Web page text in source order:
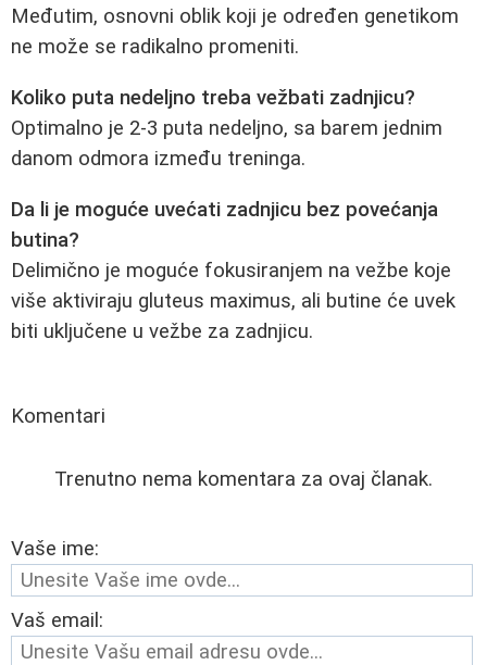
Međutim, osnovni oblik koji je određen genetikom
ne može se radikalno promeniti.
Koliko puta nedeljno treba vežbati zadnjicu?
Optimalno je 2-3 puta nedeljno, sa barem jednim
danom odmora između treninga.
Da li je moguće uvećati zadnjicu bez povećanja
butina?
Delimično je moguće fokusiranjem na vežbe koje
više aktiviraju gluteus maximus, ali butine će uvek
biti uključene u vežbe za zadnjicu.
Komentari
Trenutno nema komentara za ovaj članak.
Vaše ime:
Vaš email: